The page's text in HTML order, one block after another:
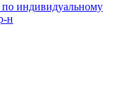
по индивидуальному
н